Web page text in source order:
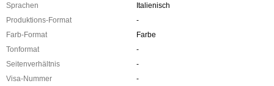
Sprachen
Italienisch
Produktions-Format
-
Farb-Format
Farbe
Tonformat
-
Seitenverhältnis
-
Visa-Nummer
-